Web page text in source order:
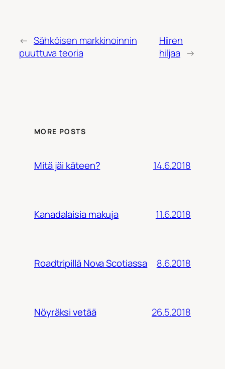
← Sähköisen markkinoinnin
puuttuva teoria
Hiiren
hiljaa →
MORE POSTS
Mitä jäi käteen? 14.6.2018
Kanadalaisia makuja 11.6.2018
Roadtripillä Nova Scotiassa 8.6.2018
Nöyräksi vetää 26.5.2018